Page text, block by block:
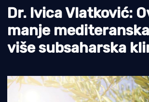
Pomorstvo
Ribolov
Ekologija
Dr. Ivica Vlatković:
manje
više subsaharska